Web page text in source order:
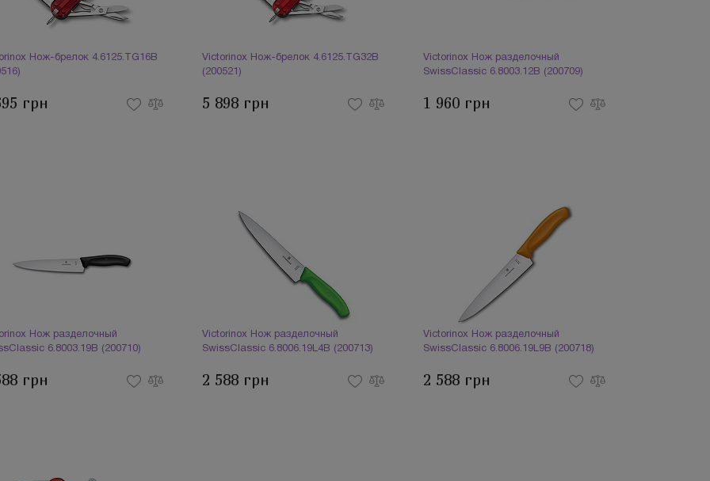
Нож-брелок 4.6125.TG16B
грн
Victorinox Нож-брелок 4.6125.TG32B
(200521)
5 898 грн
Victorinox Нож разделочный
SwissClassic 6.8003.12B (200709)
1 960 грн
Нож разделочный
6.8003.19B (200710)
грн
Victorinox Нож разделочный
SwissClassic 6.8006.19L4B (200713)
2 588 грн
Victorinox Нож разделочный
SwissClassic 6.8006.19L9B (200718)
2 588 грн